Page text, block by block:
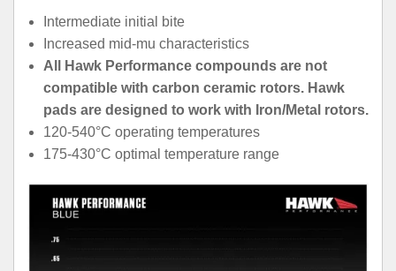
Intermediate initial bite
Increased mid-mu characteristics
All Hawk Performance compounds are not
compatible with carbon ceramic rotors. Hawk
pads are designed to work with Iron/Metal rotors.
120-540°C operating temperatures
175-430°C optimal temperature range